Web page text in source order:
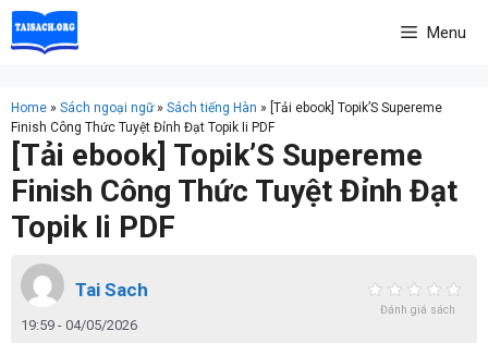
Skip
to
Menu
Home » Sách ngoại ngữ» Sách tiếng Hàn » [Tải ebook] Topik’S Supereme
Finish Công Thức Tuyệt Đỉnh Đạt Topik Ii PDF
[Tải ebook] Topik’S Supereme
Finish Công Thức Tuyệt Đỉnh Đạt
Topik Ii PDF
Tai Sach
19:59 - 04/05/2026
Đánh giá sách